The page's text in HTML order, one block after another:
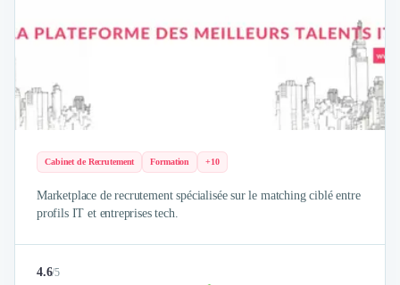
Cabinet de Recrutement Formation +10
Marketplace de recrutement spécialisée sur le matching ciblé entre
profils IT et entreprises tech.
4.6/5